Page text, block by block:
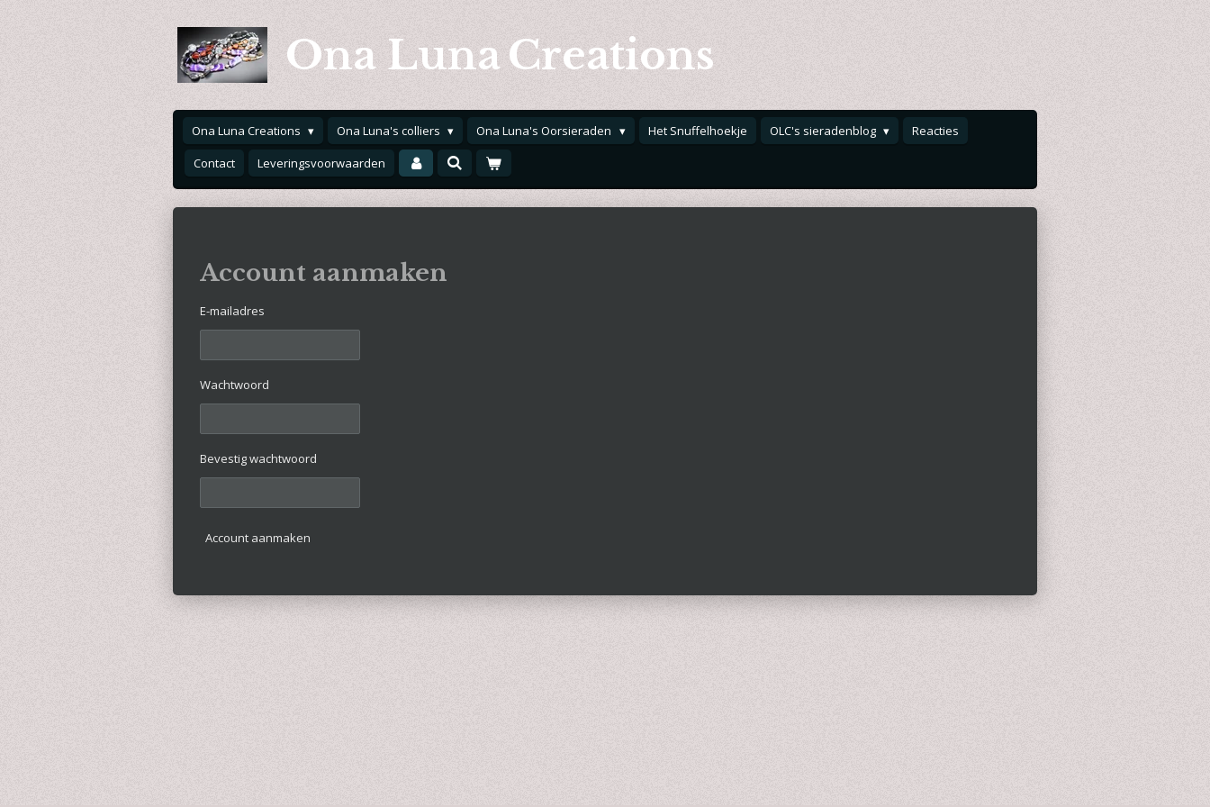
Ona LunaCreations
Ona Luna Creations Ona Luna's colliers Ona Luna's Oorsieraden Het Snuffelhoekje OLC's sieradenblog
Reacties
Contact
Leveringsvoorwaarden
Account aanmaken
E-mailadres
Wachtwoord
Bevestig wachtwoord
Account aanmaken